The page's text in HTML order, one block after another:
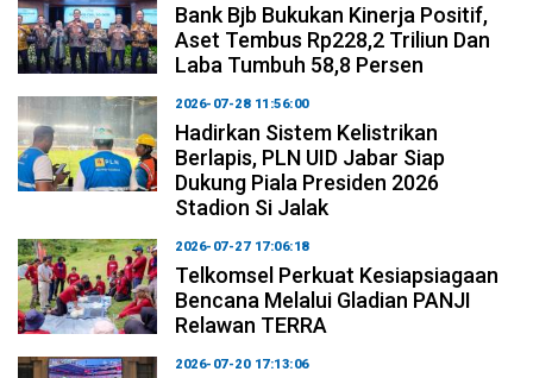
Bank Bjb Bukukan Kinerja Positif,
Aset Tembus Rp228,2 Triliun Dan
Laba Tumbuh 58,8 Persen
2026-07-28 11:56:00
Hadirkan Sistem Kelistrikan
Berlapis, PLN UID Jabar Siap
Dukung Piala Presiden 2026
Stadion Si Jalak
2026-07-27 17:06:18
Telkomsel Perkuat Kesiapsiagaan
Bencana Melalui Gladian PANJI
Relawan TERRA
2026-07-20 17:13:06